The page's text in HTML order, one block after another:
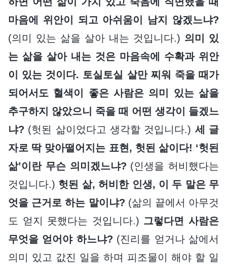
마음에 위안이 되고 아쉬움이 남지 않겠느냐?
(의미 있는 삶을 살아 내는 것입니다.) 의미 있
는 삶을 살아 내는 것은 마음속에 수확과 위안
이 있는 것이다. 토실토실 살만 찌워 죽을 때가
되어서도 혈색이 좋은 사람은 의미 있는 삶을
추구하지 않았으니 죽을 때 어떤 생각이 들겠느
냐? (헛된 삶이었다고 생각할 것입니다.) 세 글
자로 딱 맞아떨어지는 표현, 헛된 삶이다! ‘헛된
삶’이란 무슨 의미겠느냐? (인생을 허비했다는
것입니다.) 헛된 삶, 허비한 인생, 이 두 말은 무
엇을 근거로 하는 말이냐? (삶의 끝에서 아무것
도 얻지 못했다는 것입니다.) 그렇다면 사람은
무엇을 얻어야 하느냐? (진리를 얻거나 삶에서
의미 있고 값진 일을 하며 피조물이 해야 할 일